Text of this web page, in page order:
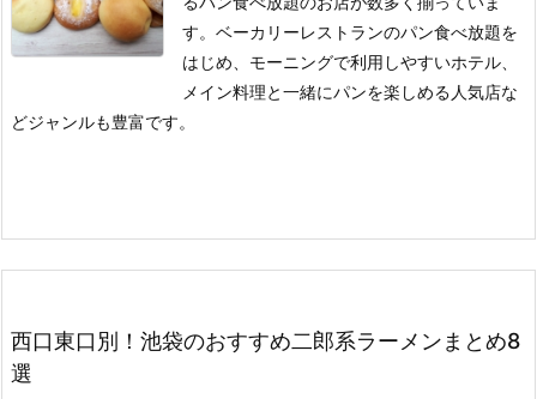
す。 ベーカリーレストランのパン食べ放題を
はじめ、モーニングで利用しやすいホテル、
メイン料理と一緒にパンを楽しめる人気店な
どジャンルも豊富です。
西口東口別！池袋のおすすめ二郎系ラーメンまとめ8
選